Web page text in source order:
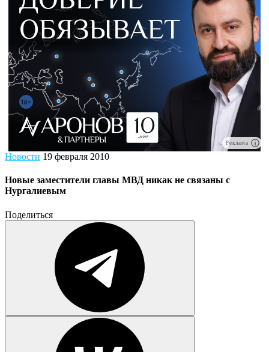
Реклама
Новости 19 февраля 2010
Новые заместители главы МВД никак не связаны с
Нургалиевым
Поделиться